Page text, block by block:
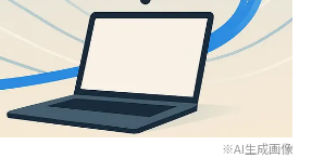
※AI生成画像